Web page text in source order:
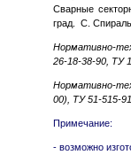
Сварные
град. С.
Нормативно-
26-18-38-90, ТУ
Нормативно-
00), ТУ 51-515-
Примечание:
- возможно